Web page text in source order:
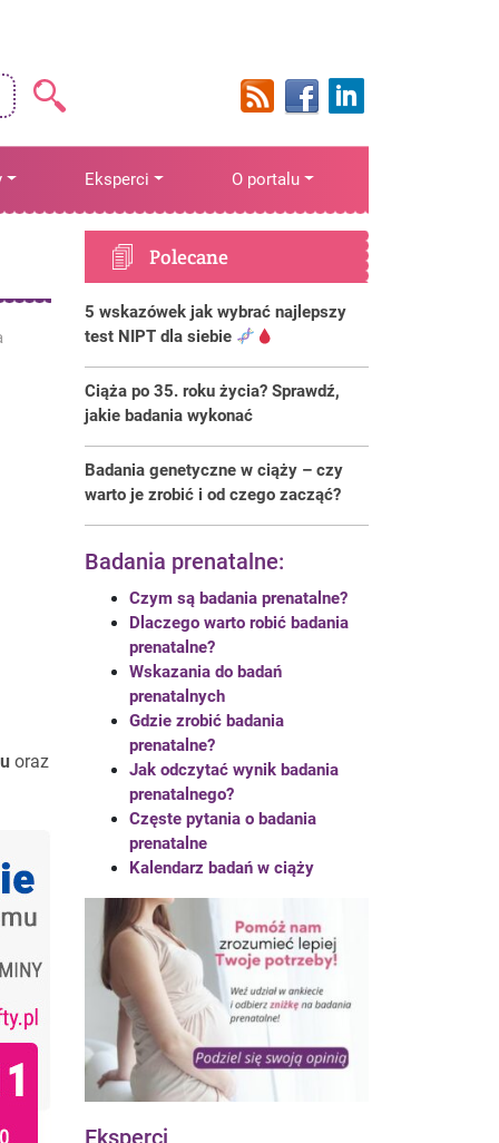
Eksperci O portalu
oraz
Polecane
5 wskazówek jak wybrać najlepszy
test NIPT dla siebie
Ciąża po 35. roku życia? Sprawdź,
jakie badania wykonać
Badania genetyczne w ciąży – czy
warto je zrobić i od czego zacząć?
Badania prenatalne:
Czym są badania prenatalne?
Dlaczego warto robić badania
prenatalne?
Wskazania do badań
prenatalnych
Gdzie zrobić badania
prenatalne?
Jak odczytać wynik badania
prenatalnego?
Częste pytania o badania
prenatalne
Kalendarz badań w ciąży
Eksperci